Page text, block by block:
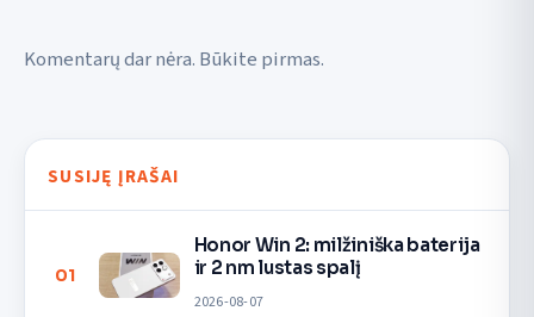
Komentarų dar nėra. Būkite pirmas.
SUSIJĘ ĮRAŠAI
01
Honor Win 2: milžiniška baterija
ir 2 nm lustas spalį
2026-08-07